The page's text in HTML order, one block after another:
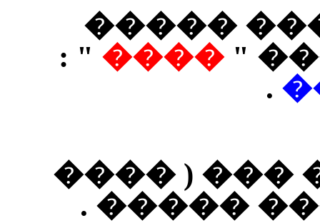
����
����
" :
.
���
�������